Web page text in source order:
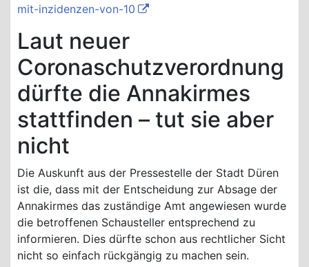
mit-inzidenzen-von-10
Laut neuer
Coronaschutzverordnung
dürfte die Annakirmes
stattfinden – tut sie aber
nicht
Die Auskunft aus der Pressestelle der Stadt Düren
ist die, dass mit der Entscheidung zur Absage der
Annakirmes das zuständige Amt angewiesen wurde
die betroffenen Schausteller entsprechend zu
informieren. Dies dürfte schon aus rechtlicher Sicht
nicht so einfach rückgängig zu machen sein.